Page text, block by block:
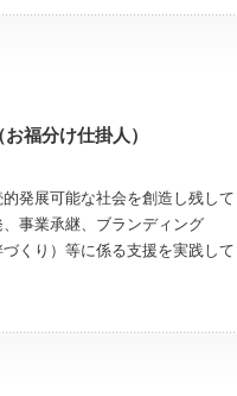
福分け仕掛人）
発展可能な社会を創造し残して
事業承継、ブランディング
くり）等に係る支援を実践して